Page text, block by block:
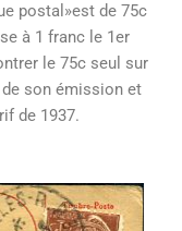
postal»est de 75c
à 1 franc le 1er
le 75c seul sur
de son émission et
de 1937.